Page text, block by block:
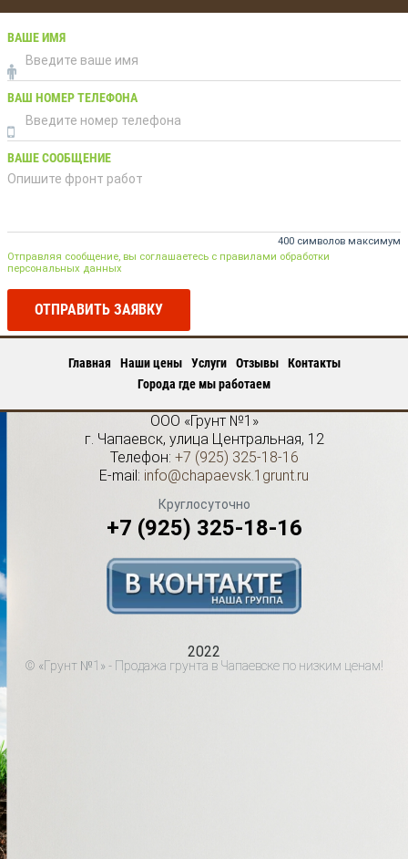
ВАШЕ ИМЯ
ВАШ НОМЕР ТЕЛЕФОНА
ВАШЕ СООБЩЕНИЕ
400 символов максимум
Отправляя сообщение, вы соглашаетесь с правилами обработки
персональных данных
ОТПРАВИТЬ ЗАЯВКУ
Главная Наши цены Услуги Отзывы
Контакты
Города где мы работаем
ООО «Грунт №1»
г. Чапаевск, улица Центральная, 12
Телефон: +7 (925) 325-18-16
E-mail: info@chapaevsk.1grunt.ru
Круглосуточно
+7 (925) 325-18-16
2022
© «Грунт №1» - Продажа грунта в Чапаевске по низким ценам!